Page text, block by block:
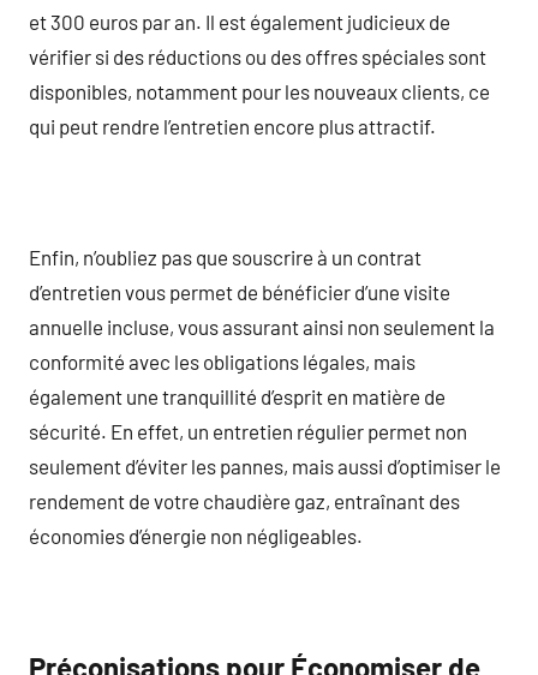
et 300 euros par an. Il est également judicieux de
vérifier si des réductions ou des offres spéciales sont
disponibles, notamment pour les nouveaux clients, ce
qui peut rendre l’entretien encore plus attractif.
Enfin, n’oubliez pas que souscrire à un contrat
d’entretien vous permet de bénéficier d’une visite
annuelle incluse, vous assurant ainsi non seulement la
conformité avec les obligations légales, mais
également une tranquillité d’esprit en matière de
sécurité. En effet, un entretien régulier permet non
seulement d’éviter les pannes, mais aussi d’optimiser le
rendement de votre chaudière gaz, entraînant des
économies d’énergie non négligeables.
Préconisations pour Économiser de